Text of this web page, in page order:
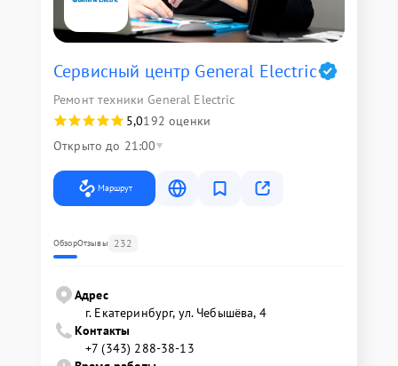
Сервисный центр General Electric
Ремонт техники General Electric
5,0192 оценки
Открыто до 21:00
Маршрут
ОбзорОтзывы 232
Адрес
г. Екатеринбург, ул. Чебышёва, 4
Контакты
+7 (343) 288-38-13